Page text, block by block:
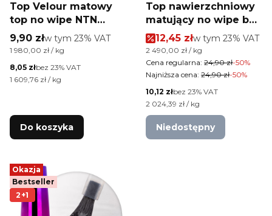
Top Velour matowy
top no wipe NTN
Premium HEMA/Di-
HEMA Free Clear 5g
Cena brutto
9,90 złw tym %s VAT
w tym 23% VAT
Cena jednostkowa brutto
1 980,00 zł / kg
Cena netto
8,05 złbez 23% VAT
Cena jednostkowa netto
1 609,76 zł / kg
Do koszyka
Top nawierzchniowy
matujący no wipe bez
przemywania
MollyLac Matte Me
Clear 10 g
Cena promocyjna
12,45 złw tym %s VAT
w tym 23% VAT
Cena jednostkowa brutto
2 490,00 zł / kg
Cena regularna: 24,90 zł-50%
Najniższa cena: 24,90 zł-50%
Cena netto
10,12 złbez 23% VAT
Cena jednostkowa netto
2 024,39 zł / kg
Niedostępny
Okazja
Bestseller
2+1